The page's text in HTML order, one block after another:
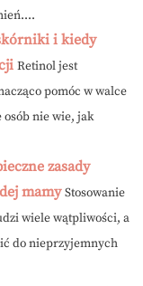
i kiedy
Retinol jest
pomóc w walce
nie wie, jak
zasady
mamy Stosowanie
wiele wątpliwości, a
do nieprzyjemnych